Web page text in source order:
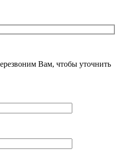
Вам, чтобы уточнить